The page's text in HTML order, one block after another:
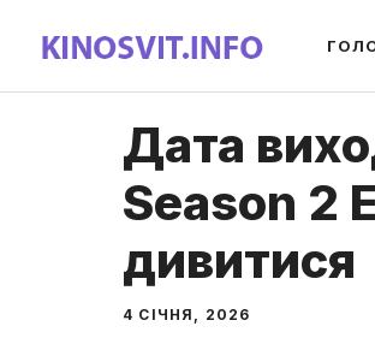
вмісту
Дата
Season 2
дивитися
4 СІЧНЯ, 2026